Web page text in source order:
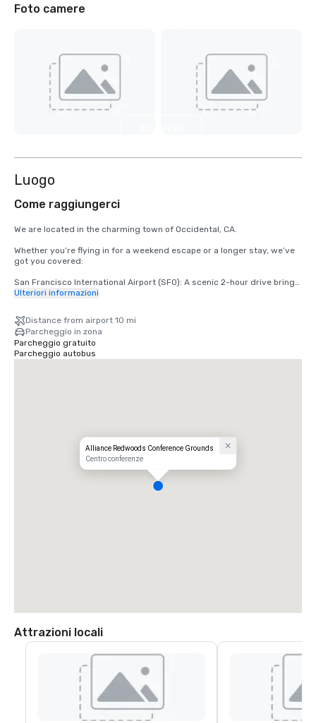
Foto camere
Luogo
Come raggiungerci
We are located in the charming town of Occidental, CA.
Whether you’re flying in for a weekend escape or a longer stay, we’ve
got you covered:
San Francisco International Airport (SFO): A scenic 2-hour drive brings
you from arrival to relaxation.
Santa Rosa’s Charles M. Schulz – Sonoma County Airport (STS): Only
35 minutes from our doorstep — the fastest route to your rustic
retreat.
Ulteriori informazioni
Distance from airport 10 mi
Parcheggio in zona
Parcheggio gratuito
Parcheggio autobus
Alliance Redwoods Conference Grounds
Centro conferenze
Attrazioni locali